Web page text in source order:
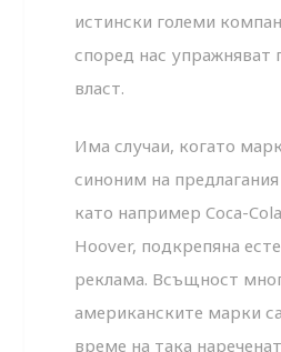
истински големи
според нас упражняват
власт.
Има случаи, когато
синоним на
като например Coca-
Hoover, подкрепяна
реклама. Всъщност
американските марки
време на така